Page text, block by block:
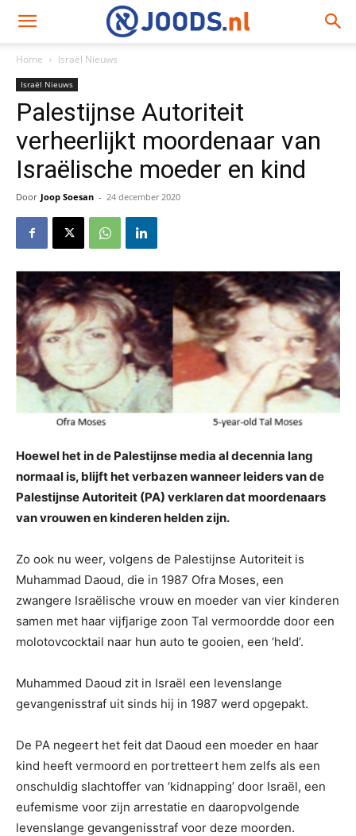
Home Israël Nieuws
Israël Nieuws
Palestijnse Autoriteit
verheerlijkt moordenaar van
Israëlische moeder en kind
Door Joop Soesan - 24 december 2020
Hoewel het in de Palestijnse media al decennia lang
normaal is, blijft het verbazen wanneer leiders van de
Palestijnse Autoriteit (PA) verklaren dat moordenaars
van vrouwen en kinderen helden zijn.
Zo ook nu weer, volgens de Palestijnse Autoriteit is
Muhammad Daoud, die in 1987 Ofra Moses, een
zwangere Israëlische vrouw en moeder van vier kinderen
samen met haar vijfjarige zoon Tal vermoordde door een
molotovcocktail naar hun auto te gooien, een ‘held’.
Muhammed Daoud zit in Israël een levenslange
gevangenisstraf uit sinds hij in 1987 werd opgepakt.
De PA negeert het feit dat Daoud een moeder en haar
kind heeft vermoord en portretteert hem zelfs als een
onschuldig slachtoffer van ‘kidnapping’ door Israël, een
eufemisme voor zijn arrestatie en daaropvolgende
levenslange gevangenisstraf voor deze moorden.